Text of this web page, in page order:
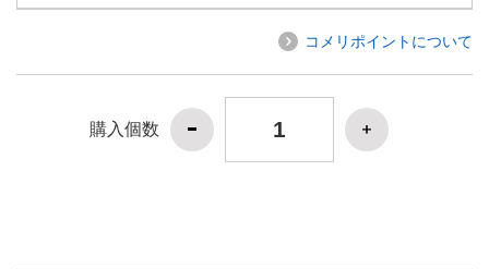
コメリポイントについて
購入個数